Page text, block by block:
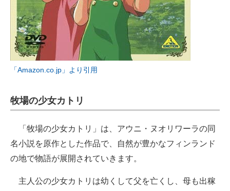
「Amazon.co.jp」より引用
牧場の少女カトリ
「牧場の少女カトリ」は、アウニ・ヌオリワーラの同
名小説を原作とした作品で、自然が豊かなフィンランド
の地で物語が展開されていきます。
主人公の少女カトリは幼くして父を亡くし、母も出稼